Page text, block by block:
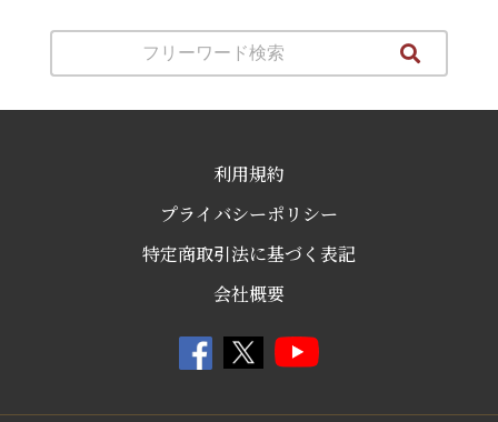
利用規約
プライバシーポリシー
特定商取引法に基づく表記
会社概要